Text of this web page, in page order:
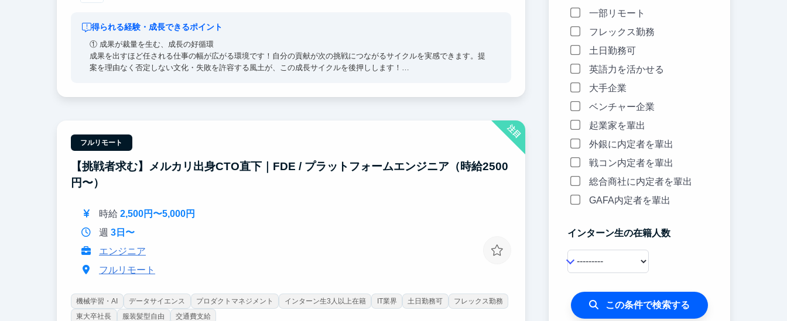
得られる経験・成長できるポイント
① 成果が裁量を生む、成長の好循環
成果を出すほど任される仕事の幅が広がる環境です！自分の貢献が次の挑戦につながるサイクルを実感できます。提
案を理由なく否定しない文化・失敗を許容する風土が、この成長サイクルを後押しします！
③ 多様なバックグラウンドを持つメンバーと働ける環境
起業経験者やMBA取得者、メルカリ・リクルート出身者など、幅広い経験を持つメンバーと共に働くことで、実践的
な知見や多様な視点に触れることができます。
注目
フルリモート
【挑戦者求む】メルカリ出身CTO直下｜FDE / プラットフォームエンジニア（時給2500
円〜）
時給 2,500円〜5,000円
週 3日〜
エンジニア
フルリモート
機械学習・AI データサイエンス プロダクトマネジメント インターン生3人以上在籍 IT業界 土日勤務可
フレックス勤務
東大卒社長
服装髪型自由 交通費支給
一部リモート
フレックス勤務
土日勤務可
英語力を活かせる
大手企業
ベンチャー企業
起業家を輩出
外銀に内定者を輩出
戦コン内定者を輩出
総合商社に内定者を輩出
GAFA内定者を輩出
インターン生の在籍人数
この条件で検索する